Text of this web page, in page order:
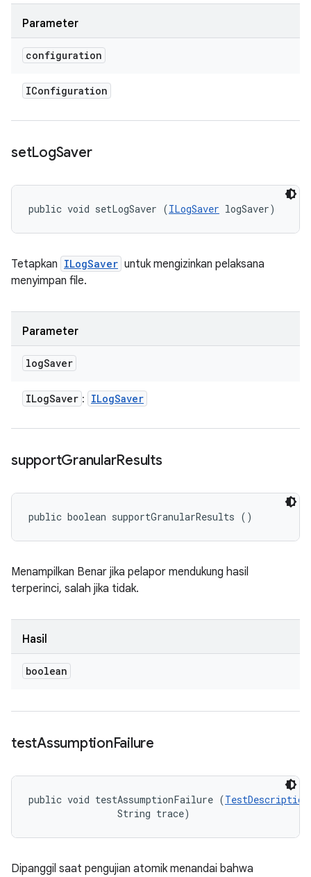
Parameter
configuration
IConfiguration
setLogSaver
public void setLogSaver (ILogSaver logSaver)
Tetapkan ILogSaver untuk mengizinkan pelaksana
menyimpan file.
Parameter
logSaver
ILogSaver : ILogSaver
supportGranularResults
public boolean supportGranularResults ()
Menampilkan Benar jika pelapor mendukung hasil
terperinci, salah jika tidak.
Hasil
boolean
testAssumptionFailure
public void testAssumptionFailure (TestDescription
                String trace)
Dipanggil saat pengujian atomik menandai bahwa